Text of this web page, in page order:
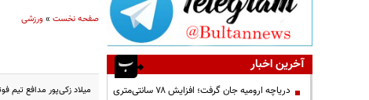
صفحه نخست»ورزشی
میلاد زکی‌پور مدافع تیم
آخرین اخبار
دریاچه ارومیه جان گرفت؛ افزایش ۷۸ سانتی‌متری